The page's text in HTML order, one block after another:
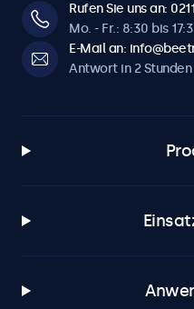
Rufen Sie uns an:
Mo. - Fr.: 8:30 bis
E-Mail an:
Antwort in 2